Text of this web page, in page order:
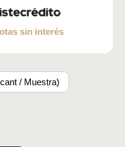
sin interés
/ Muestra)